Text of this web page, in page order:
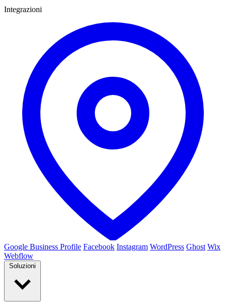
Integrazioni
Google Business Profile Facebook Instagram WordPress Ghost Wix
Webflow